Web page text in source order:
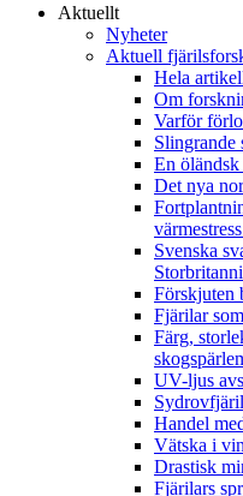
Aktuellt
Nyheter
Aktuell
Hela
Om
Varför
Slingrande
En
Det nya
Svenska
Förskjuten
Fjärilar
Färg,
UV-ljus
Handel
Vätska i
Drastisk
Fjärilars